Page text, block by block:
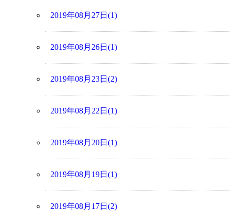
2019年08月27日(1)
2019年08月26日(1)
2019年08月23日(2)
2019年08月22日(1)
2019年08月20日(1)
2019年08月19日(1)
2019年08月17日(2)